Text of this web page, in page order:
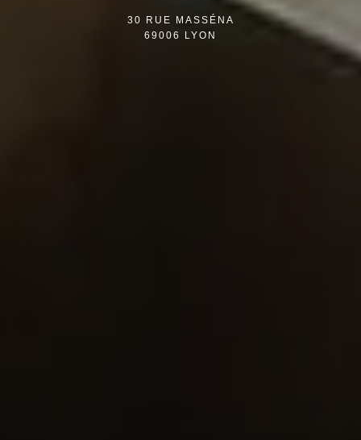
30 RUE MASSÉNA
69006 LYON